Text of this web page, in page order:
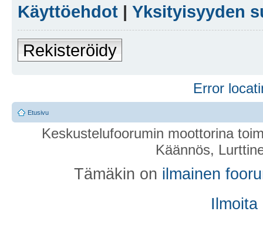
Käyttöehdot | Yksityisyyden
Rekisteröidy
Error
Etusivu
Keskustelufoorumin moottorina
Käännös,
Tämäkin on ilmainen